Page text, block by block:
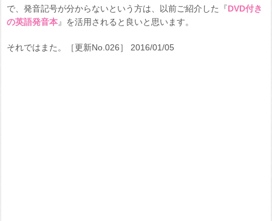
で、発音記号が分からないという方は、以前ご紹介した『DVD付き
の英語発音本』を活用されると良いと思います。
それではまた。［更新No.026］ 2016/01/05